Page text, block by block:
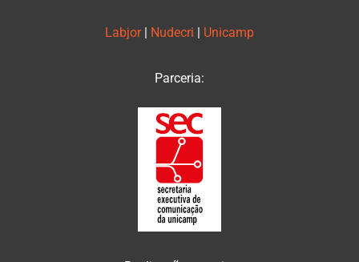
Labjor Nudecri Unicamp
Parceria: